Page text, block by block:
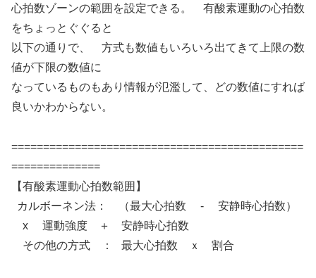
心拍数ゾーンの範囲を設定できる。 有酸素運動の心拍数
をちょっとぐぐると
以下の通りで、 方式も数値もいろいろ出てきて上限の数
値が下限の数値に
なっているものもあり情報が氾濫して、どの数値にすれば
良いかわからない。
==============================================
==============
【有酸素運動心拍数範囲】
カルボーネン法： （最大心拍数 - 安静時心拍数）
x 運動強度 ＋ 安静時心拍数
その他の方式 ： 最大心拍数 ｘ 割合